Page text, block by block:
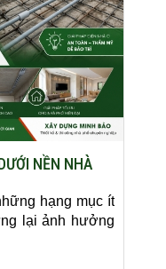
NỀN NHÀ
hạng mục ít
lại ảnh hưởng